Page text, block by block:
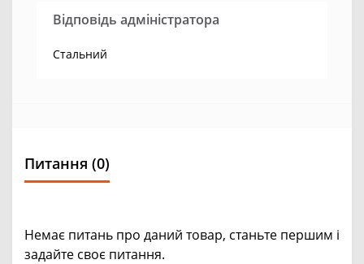
Відповідь адміністратора
Стальний
Питання (0)
Немає питань про даний товар, станьте першим і
задайте своє питання.